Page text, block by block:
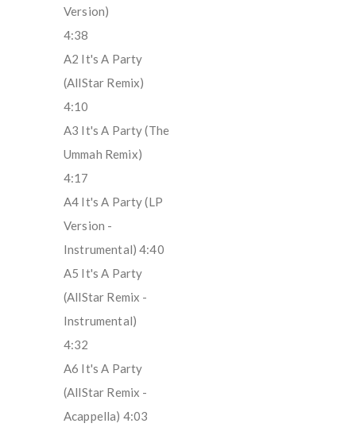
Version)
4:38
A2 It's A Party
(AllStar Remix)
4:10
A3 It's A Party (The
Ummah Remix)
4:17
A4 It's A Party (LP
Version -
Instrumental) 4:40
A5 It's A Party
(AllStar Remix -
Instrumental)
4:32
A6 It's A Party
(AllStar Remix -
Acappella) 4:03